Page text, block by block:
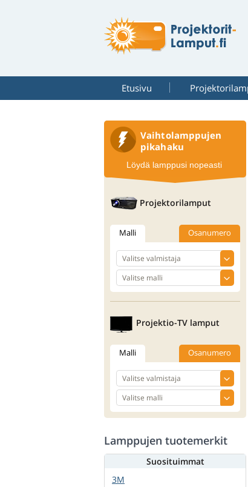
Etusivu
Vaihtolamppujen
pikahaku
Löydä lamppusi nopeasti
Projektorilamput
Malli Osanumero
Projektio-TV lamput
Malli Osanumero
Lamppujen tuotemerkit
Suosituimmat
3M